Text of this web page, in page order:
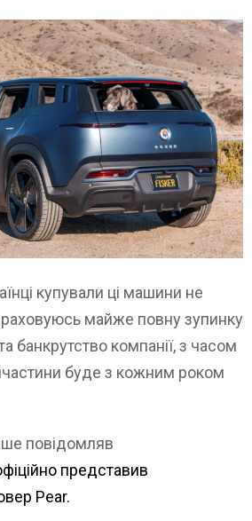
купували ці машини не
майже повну зупинку
банкрутство компанії, з часом
буде з кожним роком
повідомляв
представив
Pear.